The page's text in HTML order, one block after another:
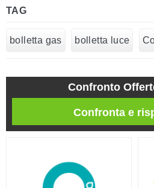
TAG
bolletta gas bolletta luce
Confronto
Confronta e